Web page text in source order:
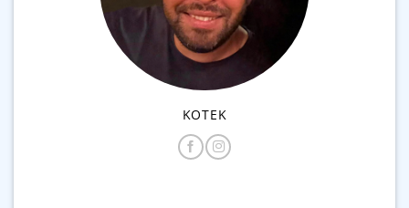
KOTEK